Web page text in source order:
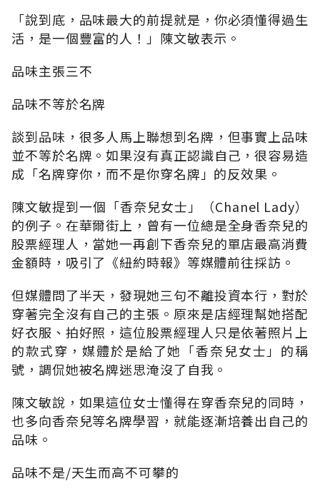
「說到底，品味最大的前提就是，你必須懂得過生
活，是一個豐富的人！」陳文敏表示。
品味主張三不
品味不等於名牌
談到品味，很多人馬上聯想到名牌，但事實上品味
並不等於名牌。如果沒有真正認識自己，很容易造
成「名牌穿你，而不是你穿名牌」的反效果。
陳文敏提到一個「香奈兒女士」（Chanel Lady）
的例子。在華爾街上，曾有一位總是全身香奈兒的
股票經理人，當她一再創下香奈兒的單店最高消費
金額時，吸引了《紐約時報》等媒體前往採訪。
但媒體問了半天，發現她三句不離投資本行，對於
穿著完全沒有自己的主張。原來是店經理幫她搭配
好衣服、拍好照，這位股票經理人只是依著照片上
的款式穿，媒體於是給了她「香奈兒女士」的稱
號，調侃她被名牌迷思淹沒了自我。
陳文敏說，如果這位女士懂得在穿香奈兒的同時，
也多向香奈兒等名牌學習，就能逐漸培養出自己的
品味。
品味不是/天生而高不可攀的